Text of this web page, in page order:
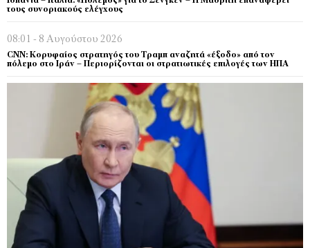
τους συνοριακούς ελέγχους
08:01 - 8 Αυγούστου 2026
CNN: Κορυφαίος στρατηγός του Τραμπ αναζητά «έξοδο» από τον
πόλεμο στο Ιράν – Περιορίζονται οι στρατιωτικές επιλογές των ΗΠΑ